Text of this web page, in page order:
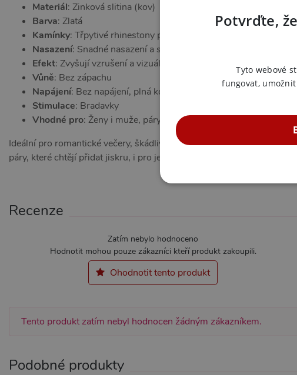
Materiál: Zinková slitina (kov)
Barva: Zlatá
Kamínky: Třpytivé rhinestony pro šperk na tělo
Nasazení: Snadné nasazení a sejmutí
Efekt: Zvyšují vzrušení a vizuální potěšení
Vůně: Bez zápachu
Napájení: Bez napájení, plná kontrola
Stimulace: Bradavky
Vhodné pro: Ženy i muže, páry, začátečníky i pokročilé
Ideální pro romantické večery, škádlivé předehry nebo jako svůdný
páry, které chtějí přidat jiskru, i pro jednotlivce objevující nové pocity.
Recenze
Zatím nebylo hodnoceno
Hodnotit mohou pouze zákazníci kteří produkt zakoupili.
Ohodnotit tento produkt
Tento produkt zatím nebyl hodnocen žádným zákazníkem.
Podobné produkty
Potvrďte,
Tyto webové
fungovat,
NEZBYTNĚ
Nezbytně nutné soubory cookie
bez nezbytně nutných souborů cookie